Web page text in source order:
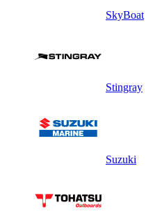
SkyBoat
Stingray
Suzuki